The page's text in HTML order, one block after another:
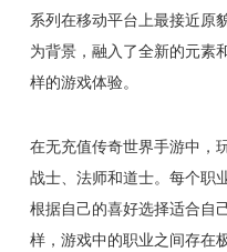
系列在移动平台上最接近原
为背景，融入了全新的元素
样的游戏体验。
在无充值传奇世界手游中，
战士、法师和道士。每个职
根据自己的喜好选择适合自
样，游戏中的职业之间存在